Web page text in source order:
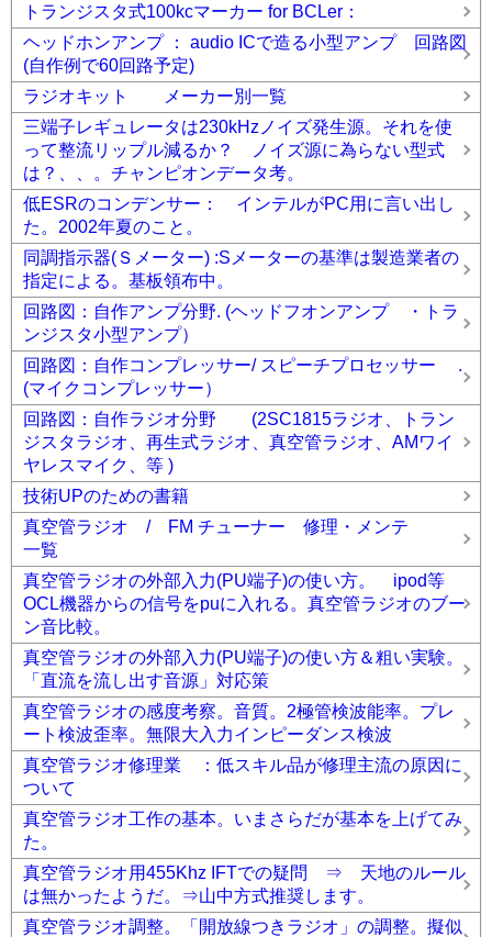
トランジスタ式100kcマーカー for BCLer：
ヘッドホンアンプ ： audio ICで造る小型アンプ 回路図
(自作例で60回路予定)
ラジオキット メーカー別一覧
三端子レギュレータは230kHzノイズ発生源。それを使
って整流リップル減るか？ ノイズ源に為らない型式
は？、、。チャンピオンデータ考。
低ESRのコンデンサー： インテルがPC用に言い出し
た。2002年夏のこと。
同調指示器(Ｓメーター) :Sメーターの基準は製造業者の
指定による。基板領布中。
回路図：自作アンプ分野. (ヘッドフオンアンプ ・トラ
ンジスタ小型アンプ）
回路図：自作コンプレッサー/ スピーチプロセッサー .
(マイクコンプレッサー）
回路図：自作ラジオ分野 (2SC1815ラジオ、トラン
ジスタラジオ、再生式ラジオ、真空管ラジオ、AMワイ
ヤレスマイク、等 )
技術UPのための書籍
真空管ラジオ / FM チューナー 修理・メンテ
一覧
真空管ラジオの外部入力(PU端子)の使い方。 ipod等
OCL機器からの信号をpuに入れる。真空管ラジオのブー
ン音比較。
真空管ラジオの外部入力(PU端子)の使い方＆粗い実験。
「直流を流し出す音源」対応策
真空管ラジオの感度考察。音質。2極管検波能率。プレ
ート検波歪率。無限大入力インピーダンス検波
真空管ラジオ修理業 ：低スキル品が修理主流の原因に
ついて
真空管ラジオ工作の基本。いまさらだが基本を上げてみ
た。
真空管ラジオ用455Khz IFTでの疑問 ⇒ 天地のルール
は無かったようだ。⇒山中方式推奨します。
真空管ラジオ調整。「開放線つきラジオ」の調整。擬似